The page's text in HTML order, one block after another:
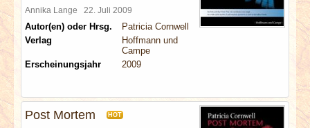
Annika Lange 22. Juli 2009
Autor(en) oder Hrsg.
Patricia Cornwell
Verlag
Hoffmann und
Campe
Erscheinungsjahr
2009
Post Mortem HOT